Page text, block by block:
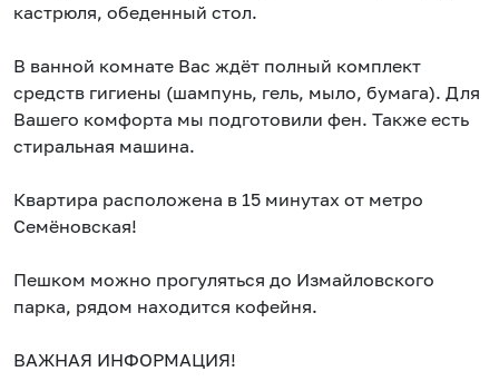
кастрюля, обеденный стол.
В ванной комнате Вас ждёт полный комплект
средств гигиены (шампунь, гель, мыло, бумага). Для
Вашего комфорта мы подготовили фен. Также есть
стиральная машина.
Квартира расположена в 15 минутах от метро
Семёновская!
Пешком можно прогуляться до Измайловского
парка, рядом находится кофейня.
ВАЖНАЯ ИНФОРМАЦИЯ!